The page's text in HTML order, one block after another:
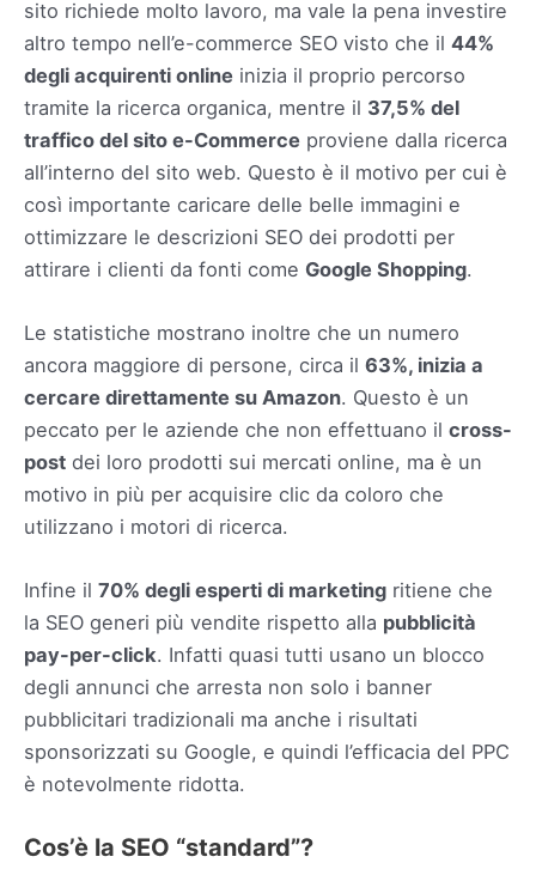
sito richiede molto lavoro, ma vale la pena investire
altro tempo nell’e-commerce SEO visto che il 44%
degli acquirenti online inizia il proprio percorso
tramite la ricerca organica, mentre il 37,5% del
traffico del sito e-Commerce proviene dalla ricerca
all’interno del sito web. Questo è il motivo per cui è
così importante caricare delle belle immagini e
ottimizzare le descrizioni SEO dei prodotti per
attirare i clienti da fonti come Google Shopping.
Le statistiche mostrano inoltre che un numero
ancora maggiore di persone, circa il 63%, inizia a
cercare direttamente su Amazon. Questo è un
peccato per le aziende che non effettuano il cross-
post dei loro prodotti sui mercati online, ma è un
motivo in più per acquisire clic da coloro che
utilizzano i motori di ricerca.
Infine il 70% degli esperti di marketing ritiene che
la SEO generi più vendite rispetto alla pubblicità
pay-per-click. Infatti quasi tutti usano un blocco
degli annunci che arresta non solo i banner
pubblicitari tradizionali ma anche i risultati
sponsorizzati su Google, e quindi l’efficacia del PPC
è notevolmente ridotta.
Cos’è la SEO “standard”?